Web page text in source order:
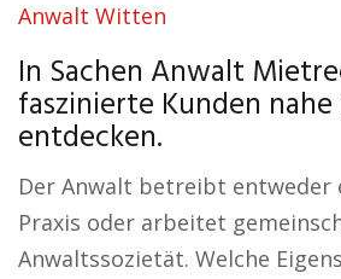
Anwalt Witten
In Sachen Anwalt
faszinierte Kunden
entdecken.
Der Anwalt betreibt entweder
Praxis oder arbeitet
Anwaltssozietät. Welche